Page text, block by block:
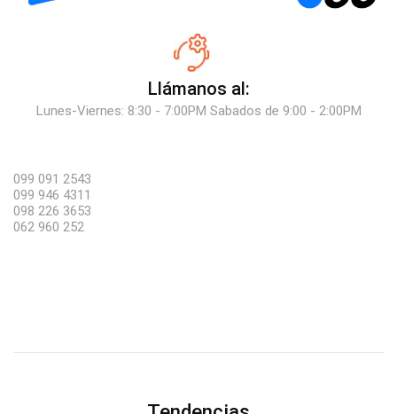
Llámanos al:
Lunes-Viernes: 8:30 - 7:00PM Sabados de 9:00 - 2:00PM
099 091 2543
099 946 4311
098 226 3653
062 960 252